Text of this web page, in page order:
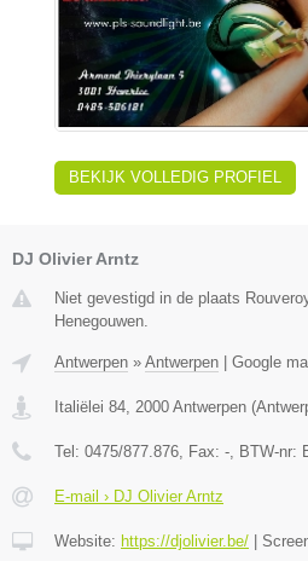
BEKIJK VOLLEDIG PROFIEL
DJ Olivier Arntz
Niet gevestigd in de plaats
Henegouwen.
Antwerpen » Antwerpen Google
Italiëlei 84, 2000 Antwerpen (
Tel: 0475/877.876, Fax: -, BTW-nr:
E-mail › DJ Olivier Arntz
Website: https://djolivier.be/